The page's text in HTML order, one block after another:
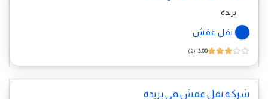
بريدة
نقل عفش
3.00
2
شركة نقل عفش في بريدة